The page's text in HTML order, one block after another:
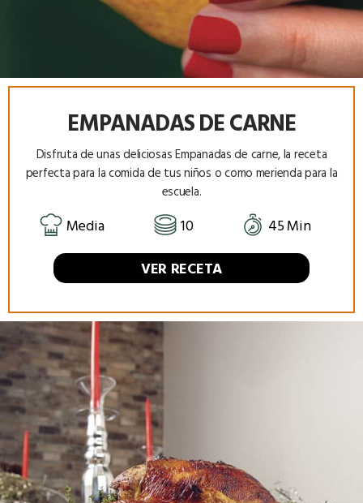
EMPANADAS DE CARNE
Disfruta de unas deliciosas Empanadas de carne, la receta
perfecta para la comida de tus niños o como merienda para la
escuela.
Media 10
45 Min
VER RECETA